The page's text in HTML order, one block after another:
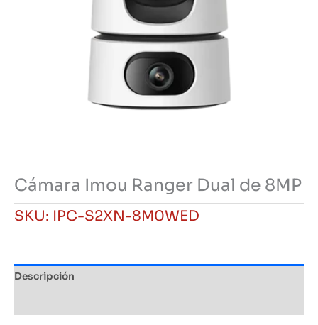
Cámara Imou Ranger Dual de 8MP
SKU: IPC-S2XN-8M0WED
Descripción